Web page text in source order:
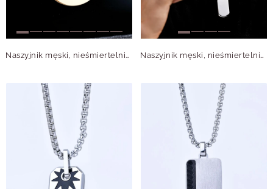
Naszyjnik męski, nieśmiertelnik, stal pozłacana S310493Z00 Naszyjnik męski, nieśmiertelnik, stal S310493S00